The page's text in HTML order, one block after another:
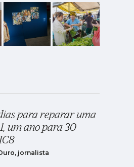
para reparar uma
um ano para 30
jornalista